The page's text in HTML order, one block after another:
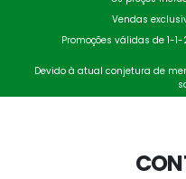
Vendas
Promoções válidas de 1-
Devido à atual conjetura de